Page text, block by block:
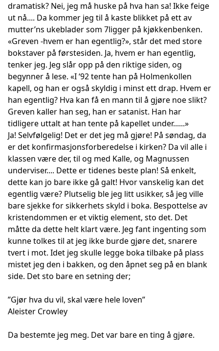
dramatisk? Nei, jeg må huske på hva han sa! Ikke feige
ut nå.... Da kommer jeg til å kaste blikket på ett av
mutter’ns ukeblader som 7ligger på kjøkkenbenken.
«Greven -hvem er han egentlig?», står det med store
bokstaver på førstesiden. Ja, hvem er han egentlig,
tenker jeg. Jeg slår opp på den riktige siden, og
begynner å lese. «I ‘92 tente han på Holmenkollen
kapell, og han er også skyldig i minst ett drap. Hvem er
han egentlig? Hva kan få en mann til å gjøre noe slikt?
Greven kaller han seg, han er satanist. Han har
tidligere uttalt at han tente på kapellet under......»
Ja! Selvfølgelig! Det er det jeg må gjøre! På søndag, da
er det konfirmasjonsforberedelse i kirken? Da vil alle i
klassen være der, til og med Kalle, og Magnussen
underviser.... Dette er tidenes beste plan! Så enkelt,
dette kan jo bare ikke gå galt! Hvor vanskelig kan det
egentlig være? Plutselig ble jeg litt usikker, så jeg ville
bare sjekke for sikkerhets skyld i boka. Bespottelse av
kristendommen er et viktig element, sto det. Det
måtte da dette helt klart være. Jeg fant ingenting som
kunne tolkes til at jeg ikke burde gjøre det, snarere
tvert i mot. Idet jeg skulle legge boka tilbake på plass
mistet jeg den i bakken, og den åpnet seg på en blank
side. Det sto bare en setning der;
”Gjør hva du vil, skal være hele loven”
Aleister Crowley
Da bestemte jeg meg. Det var bare en ting å gjøre.